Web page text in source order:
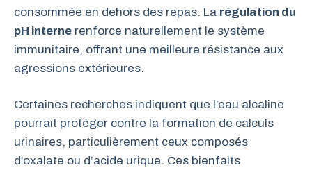
consommée en dehors des repas. La régulation du
pH interne renforce naturellement le système
immunitaire, offrant une meilleure résistance aux
agressions extérieures.
Certaines recherches indiquent que l’eau alcaline
pourrait protéger contre la formation de calculs
urinaires, particulièrement ceux composés
d’oxalate ou d’acide urique. Ces bienfaits